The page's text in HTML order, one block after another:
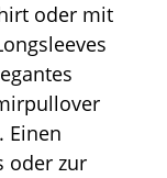
oder mit
Einen
oder zur